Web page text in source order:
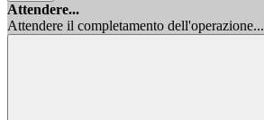
Attendere...
Attendere il completamento dell'operazione...